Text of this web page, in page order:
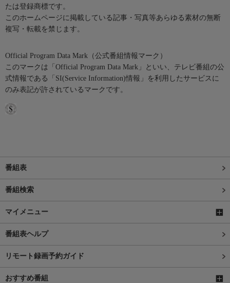
たは登録商標です。
このホームページに掲載している記事・写真等あらゆる素材の無断
複写・転載を禁じます。
Official Program Data Mark（公式番組情報マーク）
このマークは「Official Program Data Mark」といい、テレビ番組の公
式情報である「SI(Service Information)情報」を利用したサービスに
のみ表記が許されているマークです。
番組表
番組検索
マイメニュー
番組表ヘルプ
リモート録画予約ガイド
おすすめ番組